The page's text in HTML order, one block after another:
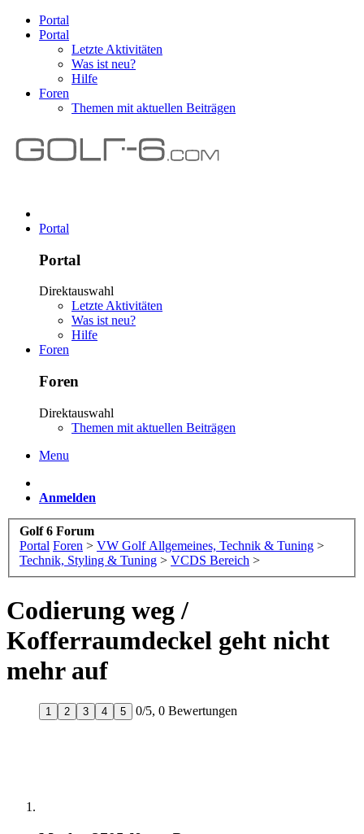
Portal
Portal
Letzte Aktivitäten
Was ist neu?
Hilfe
Foren
Themen mit aktuellen Beiträgen
Portal
Portal
Direktauswahl
Letzte Aktivitäten
Was ist neu?
Hilfe
Foren
Foren
Direktauswahl
Themen mit aktuellen Beiträgen
Menu
Anmelden
Golf 6 Forum
Portal Foren > VW Golf Allgemeines, Technik & Tuning >
Technik, Styling & Tuning > VCDS Bereich >
Codierung weg /
Kofferraumdeckel geht nicht
mehr auf
1 2 3 4 5 0/5, 0 Bewertungen